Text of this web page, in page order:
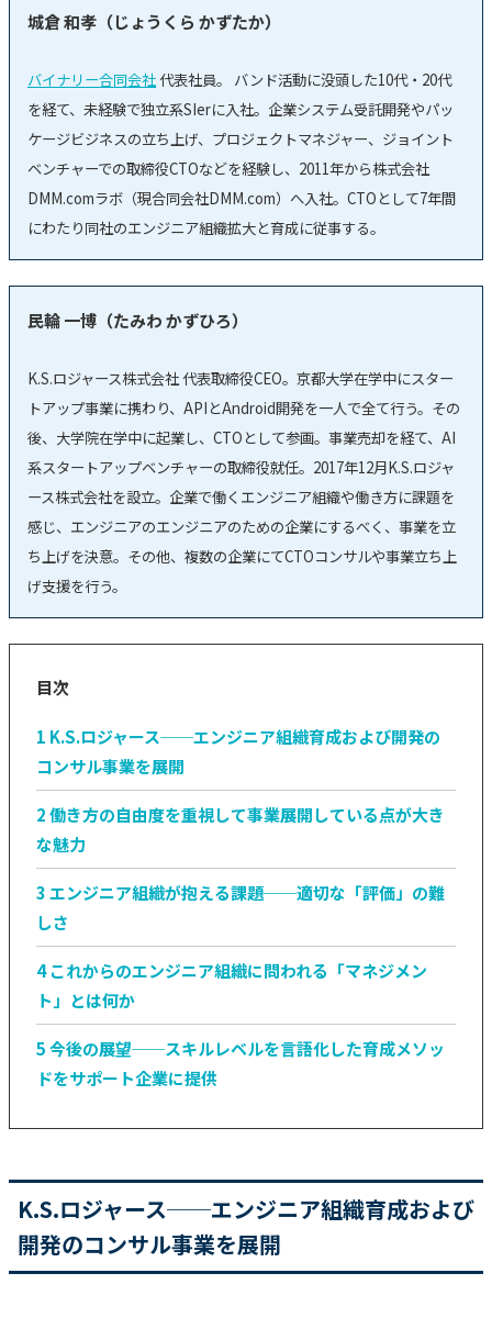
城倉 和孝（じょうくら かずたか）
バイナリー合同会社代表社員。 バンド活動に没頭した10代・20代
を経て、未経験で独立系SIerに入社。企業システム受託開発やパッ
ケージビジネスの立ち上げ、プロジェクトマネジャー、ジョイント
ベンチャーでの取締役CTOなどを経験し、2011年から株式会社
DMM.comラボ（現合同会社DMM.com）へ入社。CTOとして7年間
にわたり同社のエンジニア組織拡大と育成に従事する。
民輪 一博（たみわ かずひろ）
K.S.ロジャース株式会社 代表取締役CEO。京都大学在学中にスター
トアップ事業に携わり、APIとAndroid開発を一人で全て行う。その
後、大学院在学中に起業し、CTOとして参画。事業売却を経て、AI
系スタートアップベンチャーの取締役就任。2017年12月K.S.ロジャ
ース株式会社を設立。企業で働くエンジニア組織や働き方に課題を
感じ、エンジニアのエンジニアのための企業にするべく、事業を立
ち上げを決意。 その他、複数の企業にてCTOコンサルや事業立ち上
げ支援を行う。
目次
1 K.S.ロジャース──エンジニア組織育成および開発の
コンサル事業を展開
2働き方の自由度を重視して事業展開している点が大き
な魅力
3エンジニア組織が抱える課題──適切な「評価」の難
しさ
4これからのエンジニア組織に問われる「マネジメン
ト」とは何か
5今後の展望──スキルレベルを言語化した育成メソッ
ドをサポート企業に提供
K.S.ロジャース──エンジニア組織育成および
開発のコンサル事業を展開